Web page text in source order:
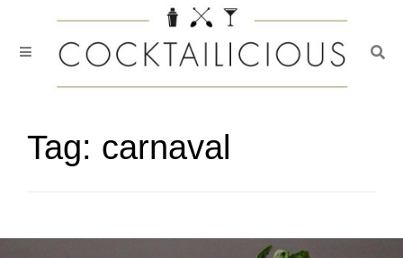
Tag: carnaval